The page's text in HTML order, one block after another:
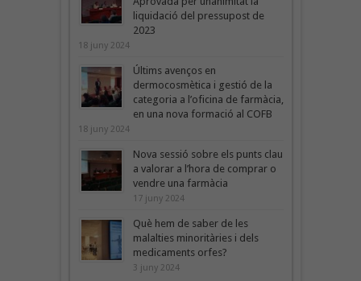
liquidació del pressupost de
2023
18 juny 2024
Últims avenços en
dermocosmètica i gestió de la
categoria a l’oficina de farmàcia,
en una nova formació al COFB
18 juny 2024
Nova sessió sobre els punts clau
a valorar a l’hora de comprar o
vendre una farmàcia
17 juny 2024
Què hem de saber de les
malalties minoritàries i dels
medicaments orfes?
3 juny 2024